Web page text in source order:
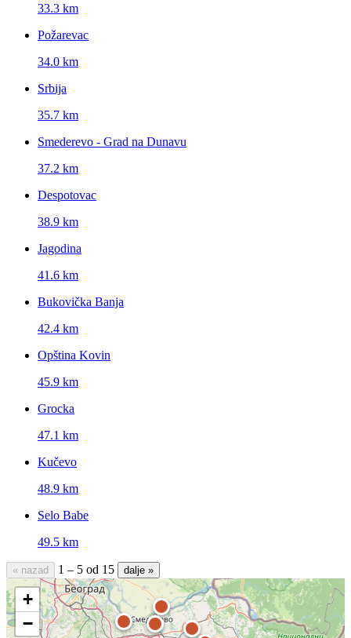
33.3 km
Požarevac
34.0 km
Srbija
35.7 km
Smederevo - Grad na Dunavu
37.2 km
Despotovac
38.9 km
Jagodina
41.6 km
Bukovička Banja
42.4 km
Opština Kovin
45.9 km
Grocka
47.1 km
Kučevo
48.9 km
Selo Babe
49.5 km
« nazad 1 – 5 od 15 dalje »
+
−